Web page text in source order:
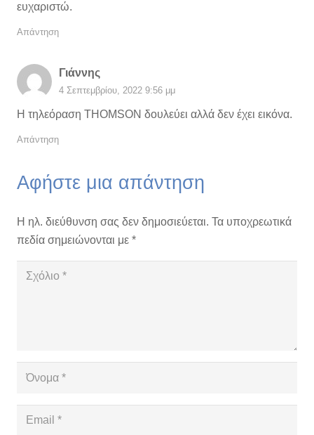
ευχαριστώ.
Απάντηση
Γιάννης
4 Σεπτεμβρίου, 2022 9:56 μμ
Η τηλεόραση THOMSON δουλεύει αλλά δεν έχει εικόνα.
Απάντηση
Αφήστε μια απάντηση
Η ηλ. διεύθυνση σας δεν δημοσιεύεται. Τα υποχρεωτικά
πεδία σημειώνονται με *